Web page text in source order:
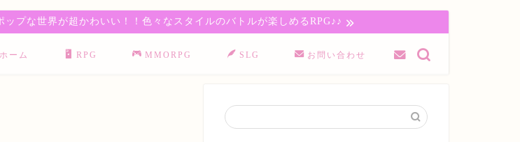
プな世界が超かわいい！！色々なスタイルのバトルが楽しめるRPG♪♪
ホーム RPG MMORPG SLG お問い合わせ